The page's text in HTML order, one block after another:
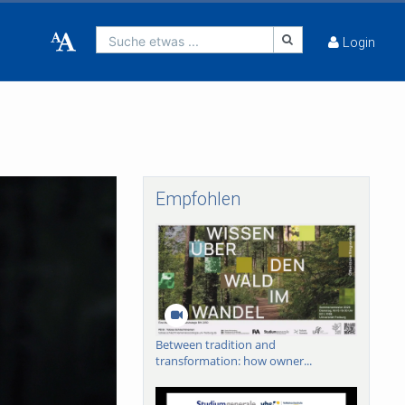
Suche etwas ... Login
Empfohlen
Between tradition and
transformation: how owner...